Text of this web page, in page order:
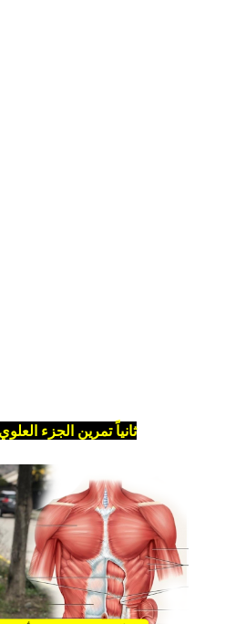
ثانياً تمرين الجزء العلوي Upper body